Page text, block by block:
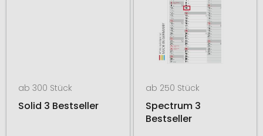
ab 300 Stück
Solid 3 Bestseller
ab 250 Stück
Spectrum 3
Bestseller